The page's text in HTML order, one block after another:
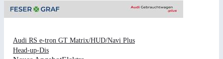
Audi RS e-tron GT Matrix/HUD/Navi Plus
Head-up-Dis